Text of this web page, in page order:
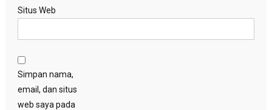
Situs Web
Simpan nama,
email, dan situs
web saya pada